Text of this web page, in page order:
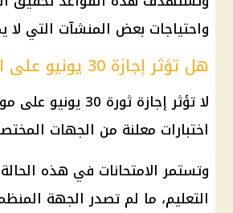
واحتياجات بعض المنشآت التي
هل تؤثر إجازة 30 يونيو على الامتحانات؟
لا تؤثر إجازة
اختبارات معلنة من الجهات
وتستمر الامتحانات في هذه
التعليم، ما لم تصدر الجهة